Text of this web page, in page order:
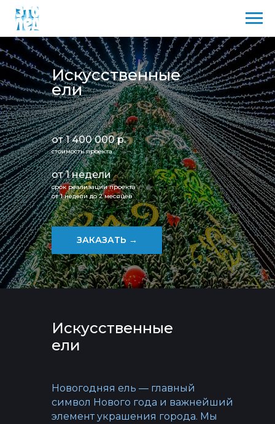
Искусственные
ели
от 1 400 000 р.
ЗАКАЗАТЬ →
стоимость проекта
от 1 недели
срок реализации проекта
от 1 недели до 2 месяцев
Новогодняя ель — главный
символ Нового года и важнейший
элемент украшения города. Мы
Искусственные
ели